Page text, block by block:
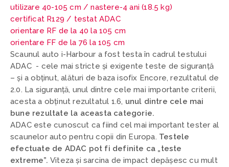
utilizare 40-105 cm /nastere-4 ani (18.5 kg)
certificat R129 / testat ADAC
orientare RF de la 40 la 105 cm
orientare FF de la 76 la 105 cm
Scaunul auto i-Harbour a fost testa în cadrul testului
ADAC - cele mai stricte și exigente teste de siguranță
– și a obținut, alături de baza isofix Encore, rezultatul de
2.0. La siguranță, unul dintre cele mai importante criterii,
acesta a obținut rezultatul 1.6, unul dintre cele mai
bune rezultate la aceasta categorie.
ADAC este cunoscut ca fiind cel mai important tester al
scaunelor auto pentru copii din Europa. Testele
efectuate de ADAC pot fi definite ca „teste
extreme”. Viteza și sarcina de impact depășesc cu mult